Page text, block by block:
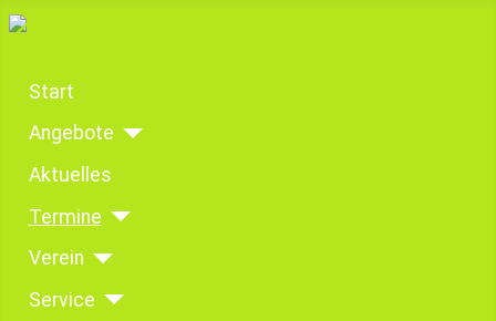
Start
Angebote
Aktuelles
Termine
Verein
Service